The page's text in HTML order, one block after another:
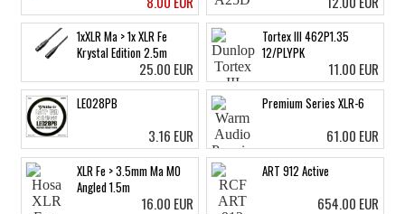
1xXLR Ma > 1x XLR Fe
Krystal Edition 2.5m
25.00 EUR
Tortex III 462P1.35
12/PLYPK
11.00 EUR
LE028PB
3.16 EUR
Premium Series XLR-6
61.00 EUR
XLR Fe > 3.5mm Ma MO
Angled 1.5m
16.00 EUR
ART 912 Active
654.00 EUR